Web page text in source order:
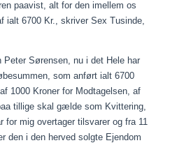
paavist , alt for den imellem os
ialt 6700 Kr., skriver Sex Tusinde,
Sørensen, nu i det Hele har
som anførtialt 6700
1000 Kroner for Modtagelsen, af
tillige skal gælde som Kvittering,
for mig overtagertilsvarer og fra 11
den i den herved solgte Ejendom